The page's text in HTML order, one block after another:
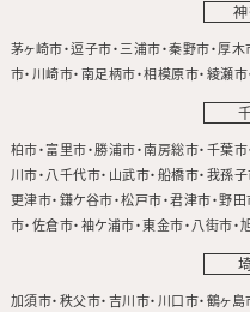
茅ヶ崎市 逗子市 三浦市 秦野市 厚木
市 川崎市 南足柄市 相模原市 綾瀬市
柏市 富里市 勝浦市 南房総市 千葉市
川市 八千代市 山武市 船橋市 我孫
更津市 鎌ケ谷市 松戸市 君津市 野田
市 佐倉市 袖ケ浦市 東金市 八街市
加須市 秩父市 吉川市 川口市 鶴ヶ島